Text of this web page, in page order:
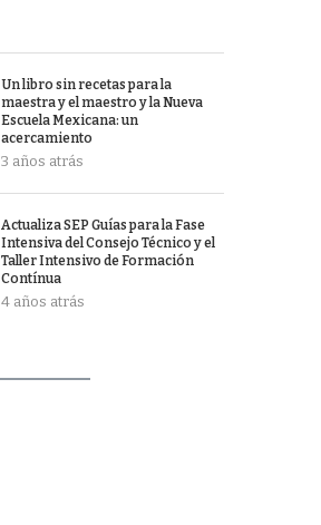
Un libro sin recetas para la
maestra y el maestro y la Nueva
Escuela Mexicana: un
acercamiento
3 años atrás
Actualiza SEP Guías para la Fase
Intensiva del Consejo Técnico y el
Taller Intensivo de Formación
Contínua
4 años atrás